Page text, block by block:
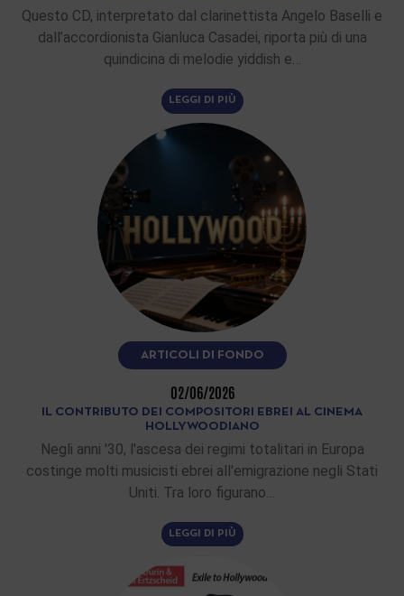
Questo CD, interpretato dal clarinettista Angelo Baselli e
dall’accordionista Gianluca Casadei, riporta più di una
quindicina di melodie yiddish e…
LEGGI DI PIÙ
ARTICOLI DI FONDO
02/06/2026
IL CONTRIBUTO DEI COMPOSITORI EBREI AL CINEMA
HOLLYWOODIANO
Negli anni '30, l'ascesa dei regimi totalitari in Europa
costinge molti musicisti ebrei all'emigrazione negli Stati
Uniti. Tra loro figurano…
LEGGI DI PIÙ